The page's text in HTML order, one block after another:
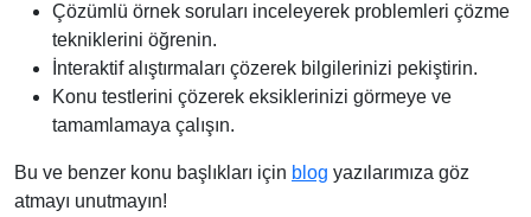
Çözümlü örnek soruları inceleyerek problemleri çözme
tekniklerini öğrenin.
İnteraktif alıştırmaları çözerek bilgilerinizi pekiştirin.
Konu testlerini çözerek eksiklerinizi görmeye ve
tamamlamaya çalışın.
Bu ve benzer konu başlıkları için blog yazılarımıza göz
atmayı unutmayın!